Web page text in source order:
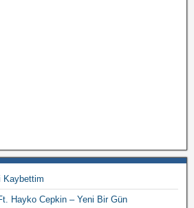
Kaybettim
Hayko Cepkin – Yeni Bir Gün